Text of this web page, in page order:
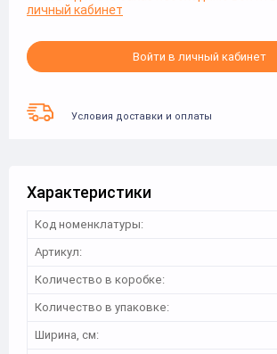
личный кабинет
Войти в личный кабинет
Условия доставки и оплаты
Характеристики
Код номенклатуры:
Артикул:
Количество в коробке:
Количество в упаковке:
Ширина, см: